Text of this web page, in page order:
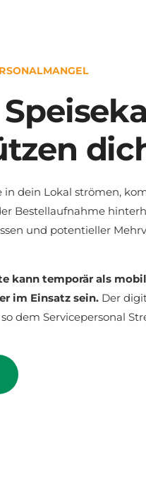
in dein Lokal strömen,
Bestellaufnahme
und potentieller
kann temporär als
im Einsatz sein. Der
dem Servicepersonal